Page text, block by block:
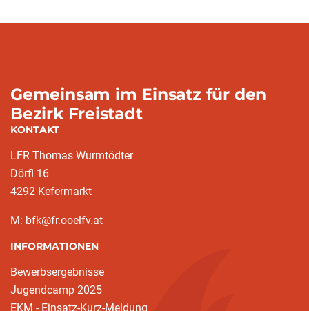
Gemeinsam im Einsatz für den
Bezirk Freistadt
KONTAKT
LFR Thomas Wurmtödter
Dörfl 16
4292 Kefermarkt
M: bfk@fr.ooelfv.at
INFORMATIONEN
Bewerbsergebnisse
Jugendcamp 2025
EKM - Einsatz-Kurz-Meldung